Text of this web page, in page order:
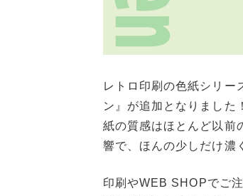
レトロ印刷の色紙シリー
ン』が追加となりました！
紙の質感はほとんど以前
響で、ほんの少しだけ濃
印刷やWEB SHOPでご